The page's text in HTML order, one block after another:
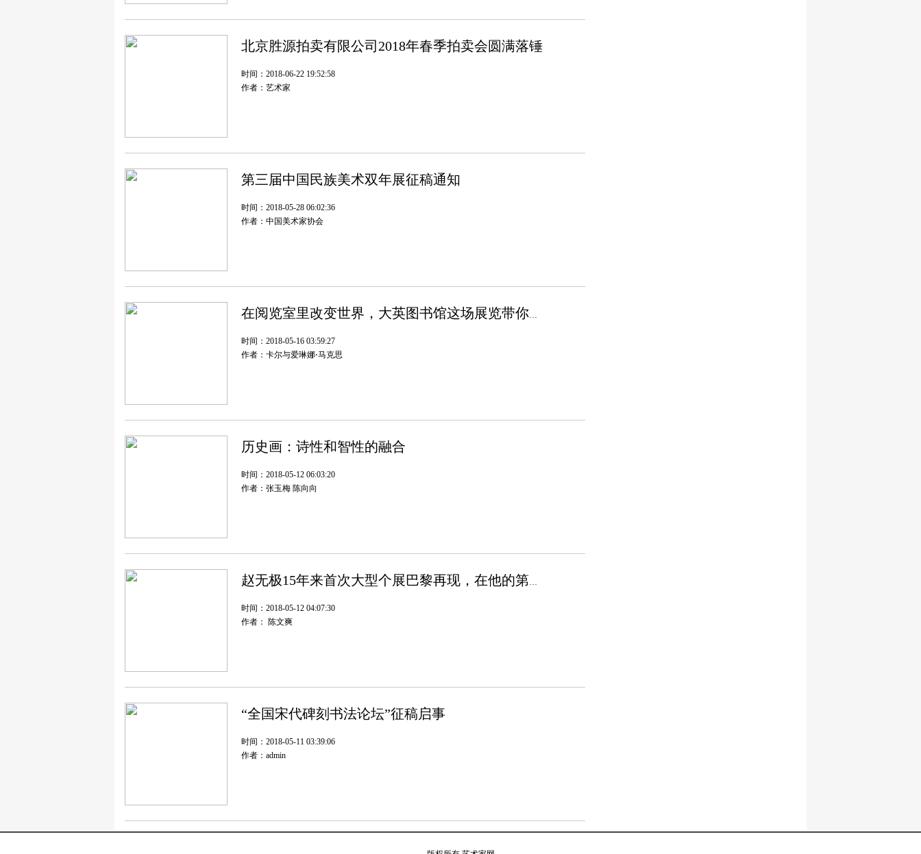
北京胜源拍卖有限公司2018年春季拍卖会圆满落锤
时间：2018-06-22 19:52:58
作者：艺术家
第三届中国民族美术双年展征稿通知
时间：2018-05-28 06:02:36
作者：中国美术家协会
在阅览室里改变世界，大英图书馆这场展览带你重新发现卡尔•马克思
时间：2018-05-16 03:59:27
作者：卡尔与爱琳娜⋅马克思
历史画：诗性和智性的融合
时间：2018-05-12 06:03:20
作者：张玉梅 陈向向
赵无极15年来首次大型个展巴黎再现，在他的第二故乡进入“无言的空间”
时间：2018-05-12 04:07:30
作者： 陈文爽
“全国宋代碑刻书法论坛”征稿启事
时间：2018-05-11 03:39:06
作者：admin